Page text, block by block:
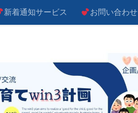
新着通知サービス お問い合わせ